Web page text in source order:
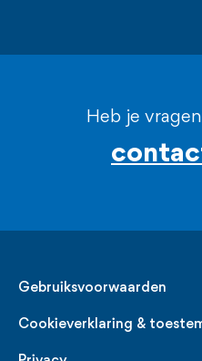
Heb je
Legal
Gebruiksvoorwaarden
Cookieverklaring &